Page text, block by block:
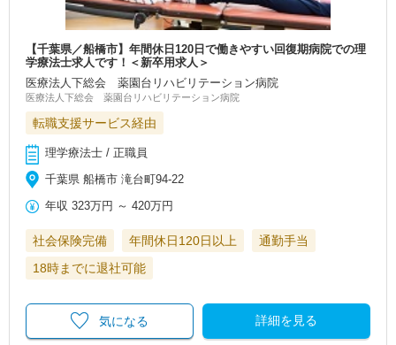
【千葉県／船橋市】年間休日120日で働きやすい回復期病院での理
学療法士求人です！＜新卒用求人＞
医療法人下総会 薬園台リハビリテーション病院
医療法人下総会 薬園台リハビリテーション病院
転職支援サービス経由
理学療法士 / 正職員
千葉県 船橋市 滝台町94-22
年収 323万円 ～420万円
社会保険完備 年間休日120日以上
通勤手当
18時までに退社可能
詳細を見る
気になる